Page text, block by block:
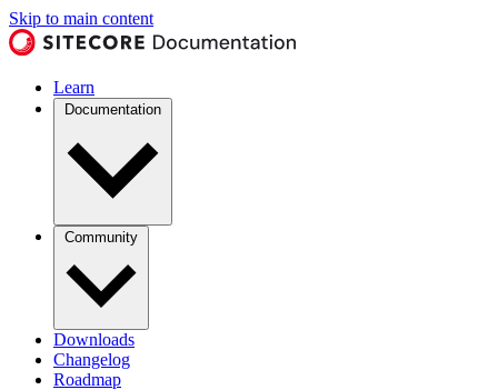
Skip to main content
Learn
Documentation
Community
Downloads
Changelog
Roadmap